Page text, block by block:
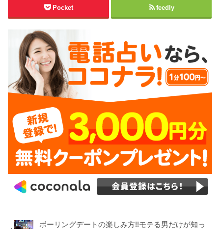
Pocket feedly
ボーリングデートの楽しみ方!!モテる男だけが知っ